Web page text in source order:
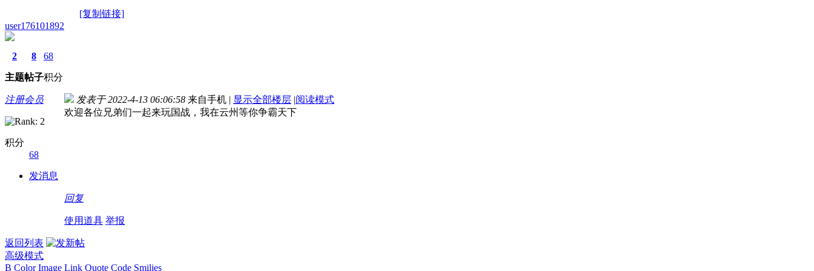
[复制链接]
user176101892
2
主题
8
帖子
68
积分
注册会员
积分
68
发消息
发表于 2022-4-13 06:06:58 来自手机 | 显示全部楼层 |阅读模式
欢迎各位兄弟们一起来玩国战，我在云州等你争霸天下
回复
使用道具 举报
返回列表
高级模式
B Color Image Link Quote Code Smilies